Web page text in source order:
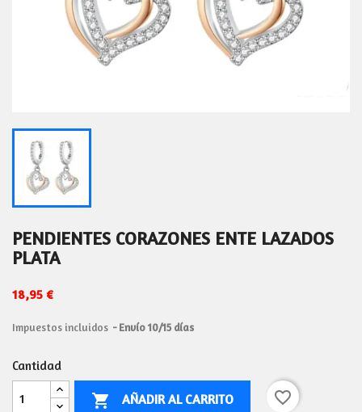
PENDIENTES CORAZONES ENTE LAZADOS
PLATA
18,95 €
Impuestos incluidos Envío 10/15 días
Cantidad
 AÑADIR AL CARRITO favorite_border